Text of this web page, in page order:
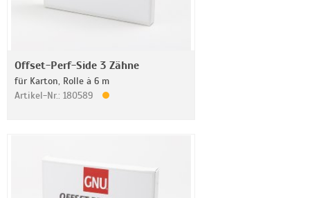
Offset-Perf-Side 3 Zähne
für Karton, Rolle à 6 m
Artikel-Nr.: 180589